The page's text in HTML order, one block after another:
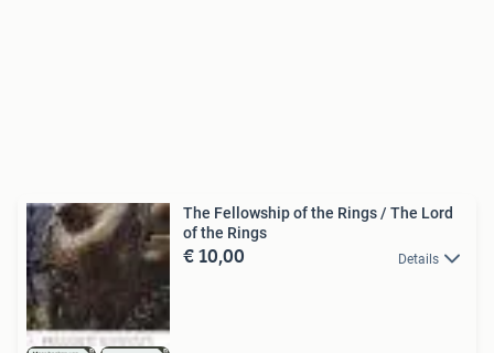
The Fellowship of the Rings / The Lord
of the Rings
€ 10,00 Details